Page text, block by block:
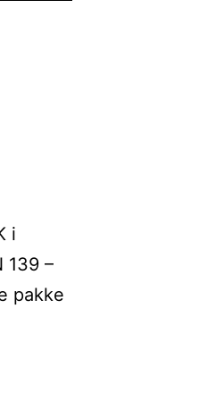
i
139 –
pakke